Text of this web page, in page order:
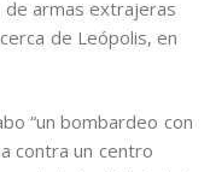
de armas extrajeras
de Leópolis, en
“un bombardeo con
contra un centro